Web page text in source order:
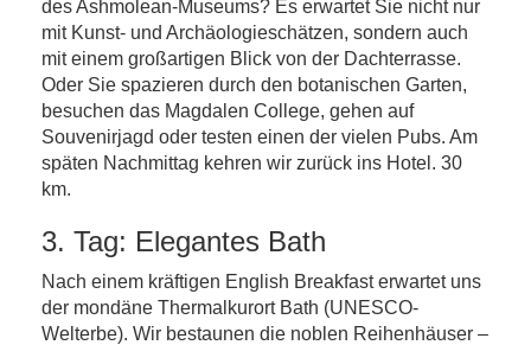
des Ashmolean-Museums? Es erwartet Sie nicht nur
mit Kunst- und Archäologieschätzen, sondern auch
mit einem großartigen Blick von der Dachterrasse.
Oder Sie spazieren durch den botanischen Garten,
besuchen das Magdalen College, gehen auf
Souvenirjagd oder testen einen der vielen Pubs. Am
späten Nachmittag kehren wir zurück ins Hotel. 30
km.
3. Tag: Elegantes Bath
Nach einem kräftigen English Breakfast erwartet uns
der mondäne Thermalkurort Bath (UNESCO-
Welterbe). Wir bestaunen die noblen Reihenhäuser –